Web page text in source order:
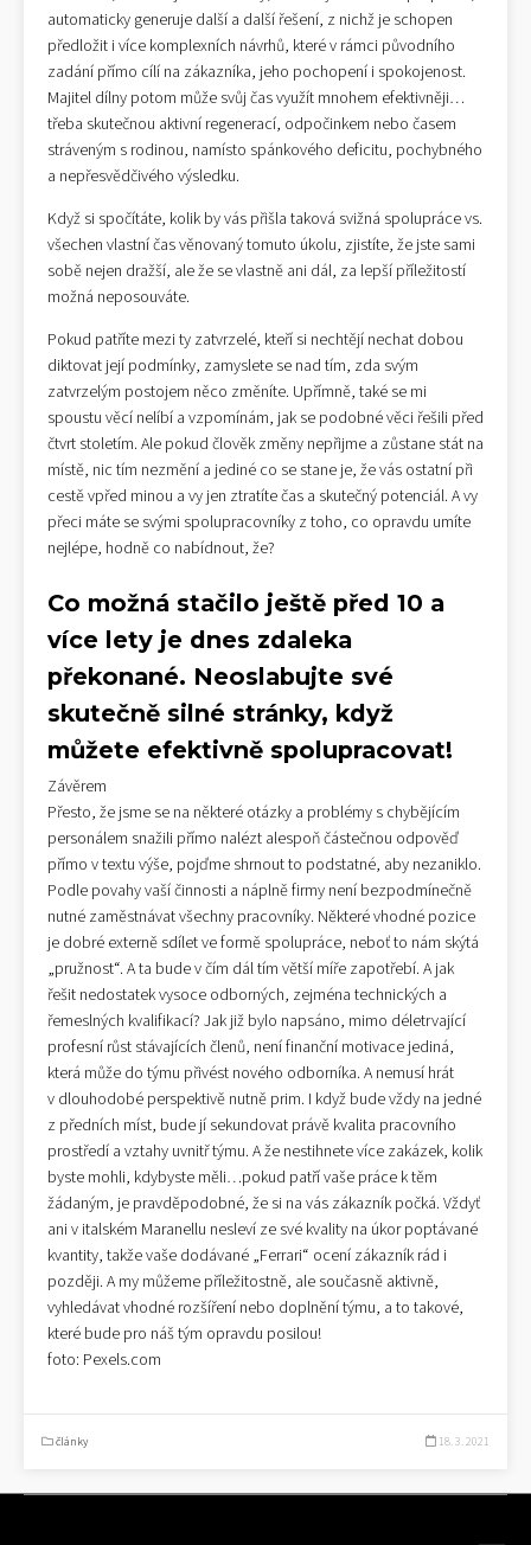
automaticky generuje další a další řešení, z nichž je schopen
předložit i více komplexních návrhů, které v rámci původního
zadání přímo cílí na zákazníka, jeho pochopení i spokojenost.
Majitel dílny potom může svůj čas využít mnohem efektivněji…
třeba skutečnou aktivní regenerací, odpočinkem nebo časem
stráveným s rodinou, namísto spánkového deficitu, pochybného
a nepřesvědčivého výsledku.
Když si spočítáte, kolik by vás přišla taková svižná spolupráce vs.
všechen vlastní čas věnovaný tomuto úkolu, zjistíte, že jste sami
sobě nejen dražší, ale že se vlastně ani dál, za lepší příležitostí
možná neposouváte.
Pokud patříte mezi ty zatvrzelé, kteří si nechtějí nechat dobou
diktovat její podmínky, zamyslete se nad tím, zda svým
zatvrzelým postojem něco změníte. Upřímně, také se mi
spoustu věcí nelíbí a vzpomínám, jak se podobné věci řešili před
čtvrt stoletím. Ale pokud člověk změny nepřijme a zůstane stát na
místě, nic tím nezmění a jediné co se stane je, že vás ostatní při
cestě vpřed minou a vy jen ztratíte čas a skutečný potenciál. A vy
přeci máte se svými spolupracovníky z toho, co opravdu umíte
nejlépe, hodně co nabídnout, že?
Co možná stačilo ještě před 10 a
více lety je dnes zdaleka
překonané. Neoslabujte své
skutečně silné stránky, když
můžete efektivně spolupracovat!
Závěrem
Přesto, že jsme se na některé otázky a problémy s chybějícím
personálem snažili přímo nalézt alespoň částečnou odpověď
přímo v textu výše, pojďme shrnout to podstatné, aby nezaniklo.
Podle povahy vaší činnosti a náplně firmy není bezpodmínečně
nutné zaměstnávat všechny pracovníky. Některé vhodné pozice
je dobré externě sdílet ve formě spolupráce, neboť to nám skýtá
„pružnost“. A ta bude v čím dál tím větší míře zapotřebí. A jak
řešit nedostatek vysoce odborných, zejména technických a
řemeslných kvalifikací? Jak již bylo napsáno, mimo déletrvající
profesní růst stávajících členů, není finanční motivace jediná,
která může do týmu přivést nového odborníka. A nemusí hrát
v dlouhodobé perspektivě nutně prim. I když bude vždy na jedné
z předních míst, bude jí sekundovat právě kvalita pracovního
prostředí a vztahy uvnitř týmu. A že nestihnete více zakázek, kolik
byste mohli, kdybyste měli…pokud patří vaše práce k těm
žádaným, je pravděpodobné, že si na vás zákazník počká. Vždyť
ani v italském Maranellu nesleví ze své kvality na úkor poptávané
kvantity, takže vaše dodávané „Ferrari“ ocení zákazník rád i
později. A my můžeme příležitostně, ale současně aktivně,
vyhledávat vhodné rozšíření nebo doplnění týmu, a to takové,
které bude pro náš tým opravdu posilou!
foto: Pexels.com
články 18. 3. 2021